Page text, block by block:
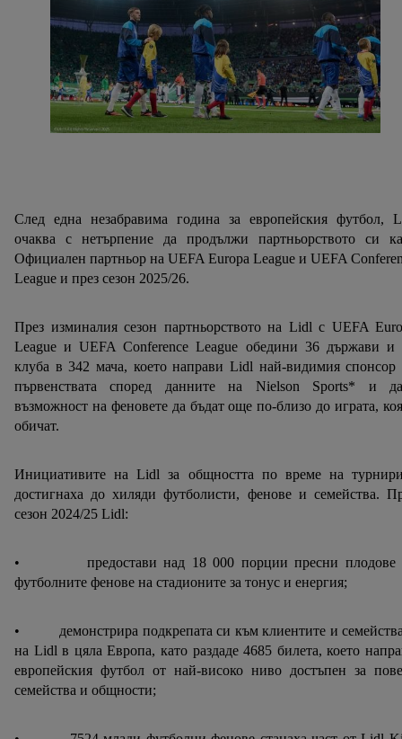
След една незабравима година за европейския футбол,
очаква с нетърпение да продължи партньорството си
Официален партньор на UEFA Europa League и UEFA
League и през сезон 2025/26.
През изминалия сезон партньорството на Lidl с UEFA
League и UEFA Conference League обедини 36 държави и
клуба в 342 мача, което направи Lidl най-видимия спонсор
първенствата според данните на Nielson Sports* и
възможност на феновете да бъдат още по-близо до играта,
обичат.
Инициативите на Lidl за общността по време на
достигнаха до хиляди футболисти, фенове и семейства.
сезон 2024/25 Lidl:
• предостави над 18 000 порции пресни плодове
футболните фенове на стадионите за тонус и енергия;
• демонстрира подкрепата си към клиентите и
на Lidl в цяла Европа, като раздаде 4685 билета, което
европейския футбол от най-високо ниво достъпен за
семейства и общности;